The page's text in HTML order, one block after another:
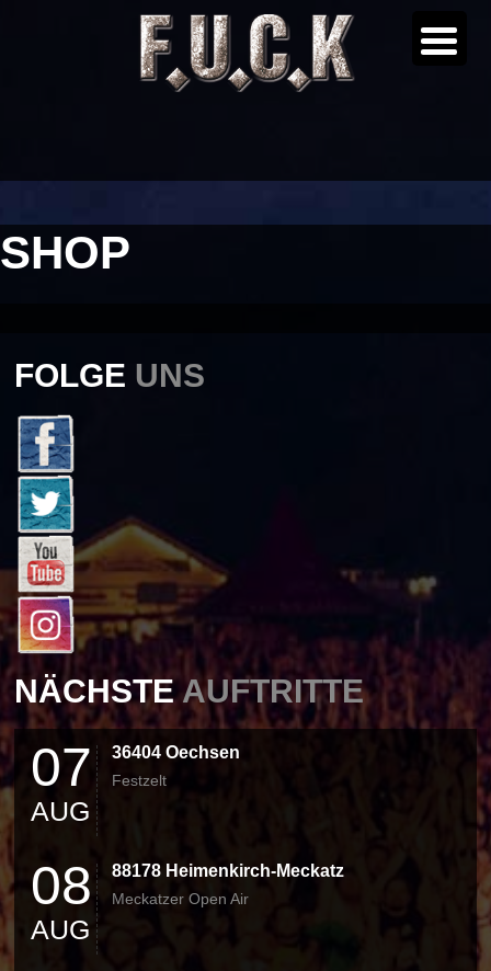
SHOP
FOLGE UNS
NÄCHSTEAUFTRITTE
07
AUG
36404 Oechsen
Festzelt
08
AUG
88178 Heimenkirch-Meckatz
Meckatzer Open Air